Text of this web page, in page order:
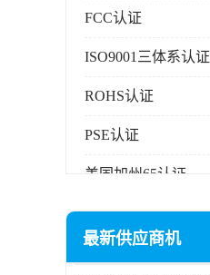
FCC认证
ISO9001三体系认证
ROHS认证
PSE认证
美国加州65认证
AAA信用证书
最新供应商机